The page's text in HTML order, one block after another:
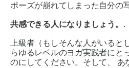
ポーズが崩れてしまった自分の
共感できる人になりましょう。.
上級者（もしそんな人がいると
らゆるレベルのヨガ実践者にと
のにしてください。そして、 あ